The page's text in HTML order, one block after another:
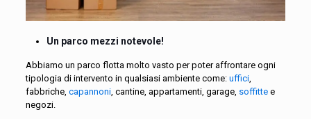
Un parco mezzi notevole!
Abbiamo un parco flotta molto vasto per poter affrontare ogni
tipologia di intervento in qualsiasi ambiente come: uffici,
fabbriche, capannoni, cantine, appartamenti, garage, soffittee
negozi.